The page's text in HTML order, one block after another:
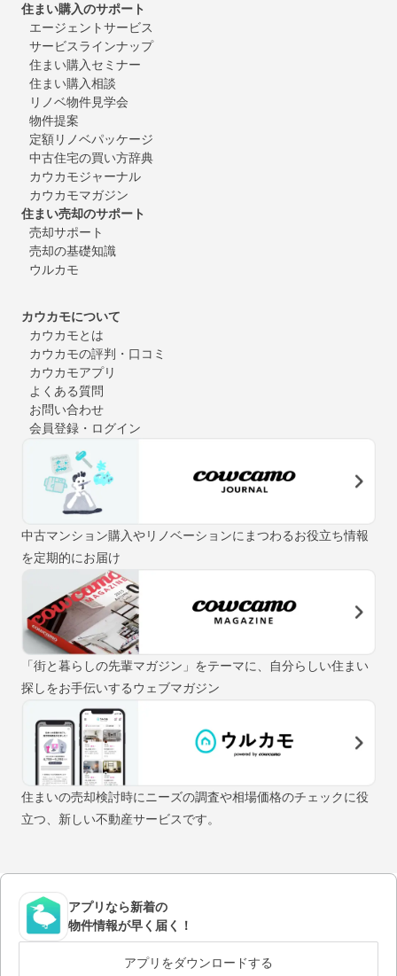
住まい購入のサポート
エージェントサービス
サービスラインナップ
住まい購入セミナー
住まい購入相談
リノベ物件見学会
物件提案
定額リノベパッケージ
中古住宅の買い方辞典
カウカモジャーナル
カウカモマガジン
住まい売却のサポート
売却サポート
売却の基礎知識
ウルカモ
カウカモについて
カウカモとは
カウカモの評判・口コミ
カウカモアプリ
よくある質問
お問い合わせ
会員登録・ログイン
中古マンション購入やリノベーションにまつわるお役立ち情報
を定期的にお届け
「街と暮らしの先輩マガジン」をテーマに、自分らしい住まい
探しをお手伝いするウェブマガジン
住まいの売却検討時にニーズの調査や相場価格のチェックに役
立つ、新しい不動産サービスです。
アプリなら新着の
物件情報が早く届く！
アプリをダウンロードする